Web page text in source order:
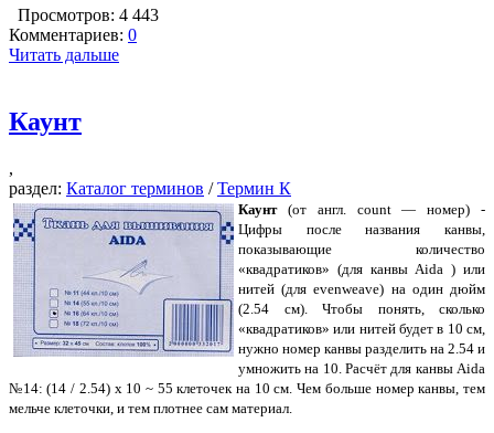
Просмотров: 4 443
Комментариев: 0
Читать дальше
Каунт
,
раздел: Каталог терминов /Термин К
Каунт(от англ. count — номер) -
Цифры после названия канвы,
показывающие количество
«квадратиков» (для канвы Aida ) или
нитей (для evenweave) на один дюйм
(2.54 см). Чтобы понять, сколько
«квадратиков» или нитей будет в 10 см,
нужно номер канвы разделить на 2.54 и
умножить на 10. Расчёт для канвы Aida
№14: (14 / 2.54) x 10 ~ 55 клеточек на 10 см. Чем больше номер канвы, тем
мельче клеточки, и тем плотнее сам материал.